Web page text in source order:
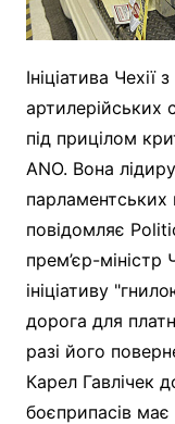
Ініціатива
артилерійських
під прицілом
ANO. Вона
парламентських
повідомляє
прем’єр-міністр
ініціативу
дорога для
разі його
Карел Гавлічек
боєприпасів